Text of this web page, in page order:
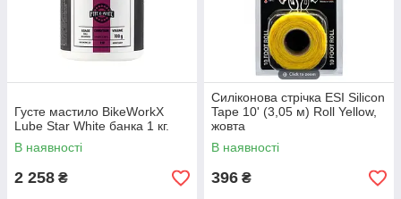
Густе мастило BikeWorkX
Lube Star White банка 1 кг.
В наявності
2 258 ₴
Силіконова стрічка ESI Silicon
Tape 10' (3,05 м) Roll Yellow,
жовта
В наявності
396 ₴